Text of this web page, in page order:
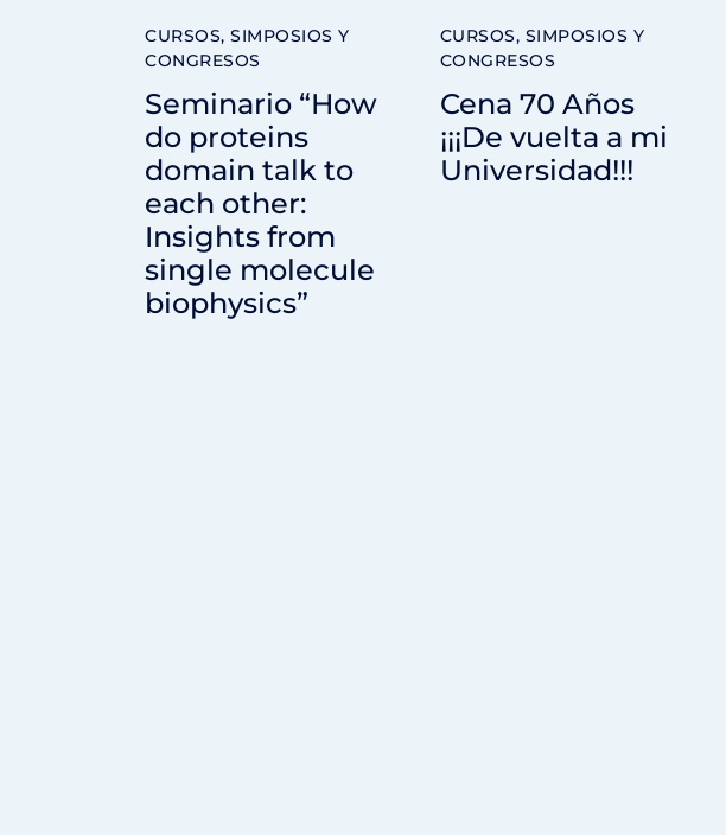
CURSOS, SIMPOSIOS Y
CONGRESOS
Seminario “How
do proteins
domain talk to
each other:
Insights from
single molecule
biophysics”
CURSOS, SIMPOSIOS Y
CONGRESOS
Cena 70 Años
¡¡¡De vuelta a mi
Universidad!!!